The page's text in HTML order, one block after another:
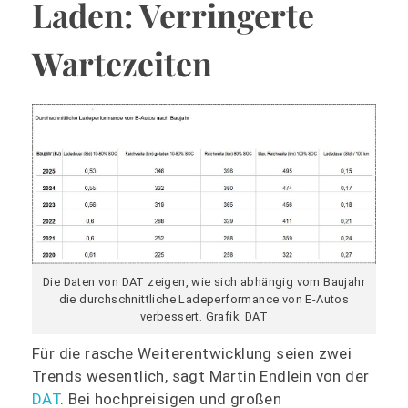
Laden: Verringerte
Wartezeiten
Die Daten von DAT zeigen, wie sich abhängig vom Baujahr
die durchschnittliche Ladeperformance von E-Autos
verbessert. Grafik: DAT
Für die rasche Weiterentwicklung seien zwei
Trends wesentlich, sagt Martin Endlein von der
DAT. Bei hochpreisigen und großen